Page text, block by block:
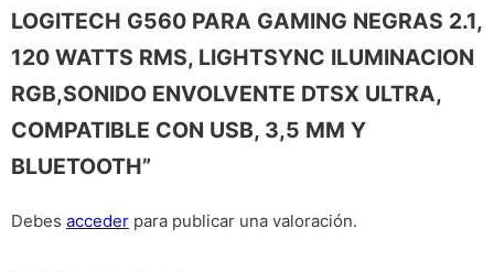
LOGITECH G560 PARA GAMING NEGRAS 2.1,
120 WATTS RMS, LIGHTSYNC ILUMINACION
RGB,SONIDO ENVOLVENTE DTSX ULTRA,
COMPATIBLE CON USB, 3,5 MM Y
BLUETOOTH”
Debes acceder para publicar una valoración.